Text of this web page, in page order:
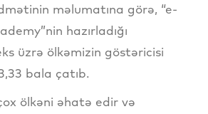
məlumatına görə, “e-
hazırladığı
üzrə ölkəmizin göstəricisi
bala çatıb.
ölkəni əhatə edir və